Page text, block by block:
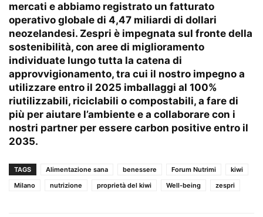
mercati e abbiamo registrato un fatturato
operativo globale di 4,47 miliardi di dollari
neozelandesi. Zespri è impegnata sul fronte della
sostenibilità, con aree di miglioramento
individuate lungo tutta la catena di
approvvigionamento, tra cui il nostro impegno a
utilizzare entro il 2025 imballaggi al 100%
riutilizzabili, riciclabili o compostabili, a fare di
più per aiutare l’ambiente e a collaborare con i
nostri partner per essere carbon positive entro il
2035.
TAGS Alimentazione sana benessere Forum Nutrimi
kiwi
Milano
nutrizione proprietà del kiwi Well-being zespri